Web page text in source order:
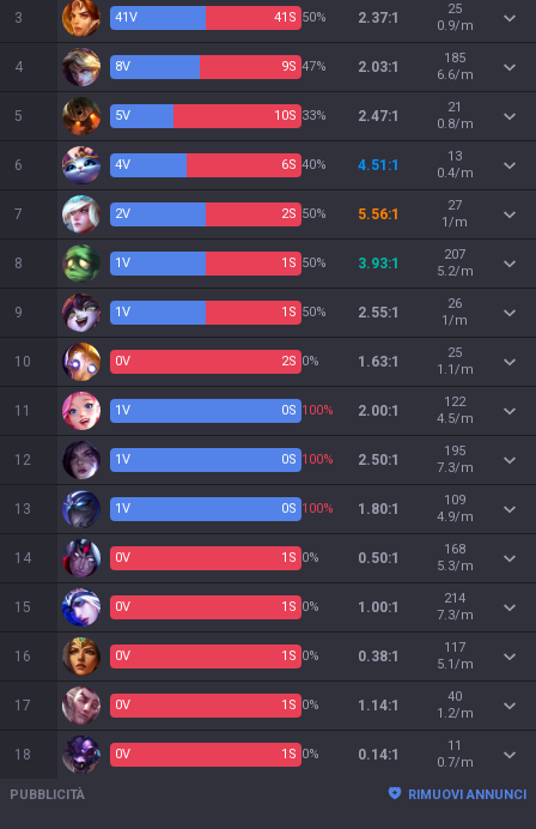
3 41V 41 S 50% 2.37:1
25
0.9/m
4 8V 9S 47% 2.03:1
185
6.6/m
5 5V 10S 33% 2.47:1
21
0.8/m
6 4V 6S 40% 4.51:1
13
0.4/m
7 2V 2S 50% 5.56:1
27
1/m
8 1V 1 S 50% 3.93:1
207
5.2/m
9 1V 1 S 50% 2.55:1
26
1/m
10 0V 2S 0% 1.63:1
25
1.1/m
11 1V 0S 100% 2.00:1
122
4.5/m
12 1V 0S 100% 2.50:1
195
7.3/m
13 1V 0S 100% 1.80:1
109
4.9/m
14 0V 1 S 0% 0.50:1
168
5.3/m
15 0V 1 S 0% 1.00:1
214
7.3/m
16 0V 1 S 0% 0.38:1
117
5.1/m
17 0V 1 S 0% 1.14:1
40
1.2/m
18 0V 1 S 0% 0.14:1
11
0.7/m
PUBBLICITÀ RIMUOVI ANNUNCI